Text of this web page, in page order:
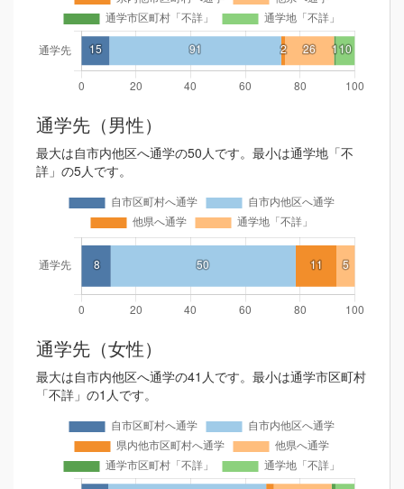
通学先（男性）
最大は自市内他区へ通学の50人です。最小は通学地「不
詳」の5人です。
通学先（女性）
最大は自市内他区へ通学の41人です。最小は通学市区町村
「不詳」の1人です。